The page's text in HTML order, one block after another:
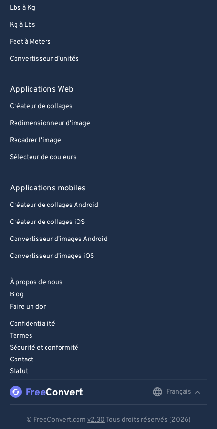
Lbs à Kg
Kg à Lbs
Feet à Meters
Convertisseur d'unités
Applications Web
Créateur de collages
Redimensionneur d'image
Recadrer l'image
Sélecteur de couleurs
Applications mobiles
Créateur de collages Android
Créateur de collages iOS
Convertisseur d'images Android
Convertisseur d'images iOS
À propos de nous
Blog
Faire un don
Confidentialité
Termes
Sécurité et conformité
Contact
Statut
Français
© FreeConvert.com v2.30 Tous droits réservés (2026)